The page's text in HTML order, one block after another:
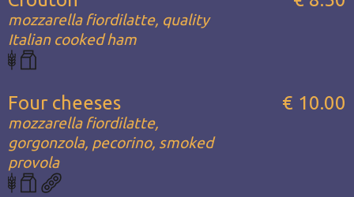
mozzarella fiordilatte, quality
Italian cooked ham
Four cheeses
mozzarella fiordilatte,
gorgonzola, pecorino, smoked
provola
€ 10.00